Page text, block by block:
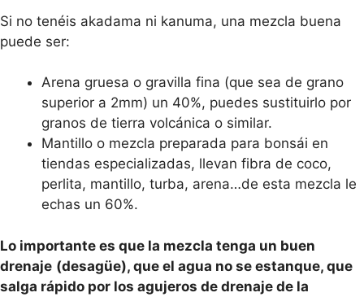
Si no tenéis akadama ni kanuma, una mezcla buena
puede ser:
Arena gruesa o gravilla fina (que sea de grano
superior a 2mm) un 40%, puedes sustituirlo por
granos de tierra volcánica o similar.
Mantillo o mezcla preparada para bonsái en
tiendas especializadas, llevan fibra de coco,
perlita, mantillo, turba, arena…de esta mezcla le
echas un 60%.
Lo importante es que la mezcla tenga un buen
drenaje (desagüe), que el agua no se estanque, que
salga rápido por los agujeros de drenaje de la